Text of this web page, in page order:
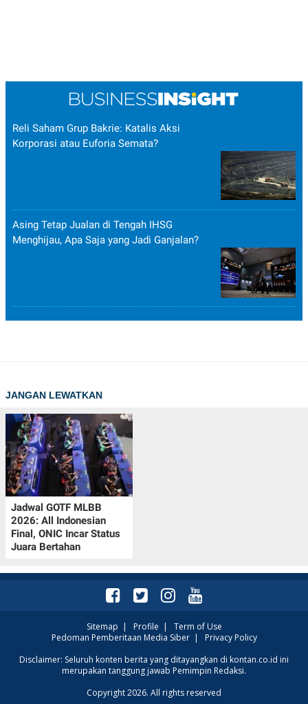
Reli Saham Grup Bakrie: Katalis Aksi
Korporasi atau Euforia Semata?
Asing Tetap Jualan di Tengah IHSG
Menghijau, Apa Saja yang Jadi Ganjalan?
JANGAN LEWATKAN
Jadwal GOTF MLBB
2026: All Indonesian
Final, ONIC Incar Status
Juara Bertahan
Sitemap | Profile | Term of Use
Pedoman Pemberitaan Media Siber| Privacy Policy
Disclaimer: Seluruh konten berita yang ditayangkan di kontan.co.id ini
merupakan tanggung jawab Pemimpin Redaksi.
Copyright 2026. All rights reserved